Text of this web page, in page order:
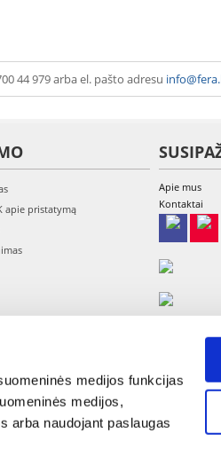
medijos funkcijas
medijos,
arba naudojant paslaugas
44 979 arba el. pašto adresu
apie pristatymą
Apie mus
Kontaktai